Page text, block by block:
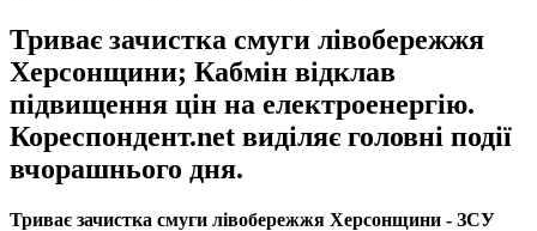
Триває зачистка смуги лівобережжя
Херсонщини; Кабмін відклав
підвищення цін на електроенергію.
Кореспондент.net виділяє головні події
вчорашнього дня.
Триває зачистка смуги лівобережжя Херсонщини - ЗСУ